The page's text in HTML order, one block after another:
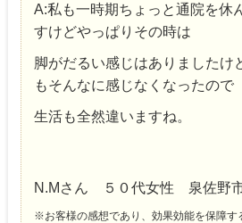
A:私も一時期ちょっと通院を休
すけどやっぱりその時は
脚がだるい感じはありましたけ
もそんなに感じなくなったので
生活も全然違いますね。
N.Mさん ５０代女性 泉佐野
※お客様の感想であり、効果効能を保障す